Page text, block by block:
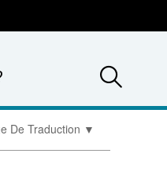
De Traduction ▼